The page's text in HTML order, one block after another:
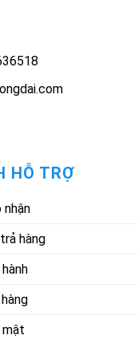
HỖ TRỢ
nhận
hàng
mật